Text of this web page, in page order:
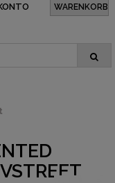
WARENKORB